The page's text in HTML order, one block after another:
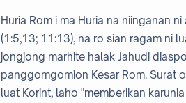
Huria Rom i ma Huria na niinganan
(1:5,13; 11:13), na ro sian ragam ni
jongjong marhite halak Jahudi
panggomgomion Kesar Rom. Surat
luat Korint, laho "memberikan